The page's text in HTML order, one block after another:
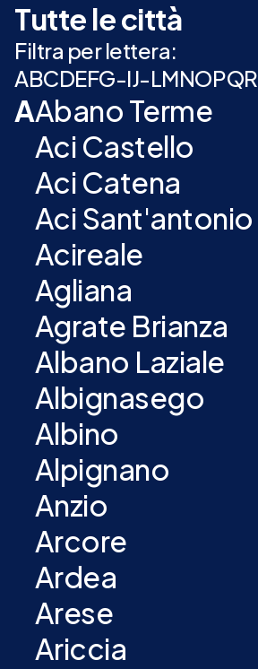
Tutte le città
Filtra per lettera:
ABCDEFG-IJ-LMNOPQR
AAbano Terme
Aci Castello
Aci Catena
Aci Sant'antonio
Acireale
Agliana
Agrate Brianza
Albano Laziale
Albignasego
Albino
Alpignano
Anzio
Arcore
Ardea
Arese
Ariccia